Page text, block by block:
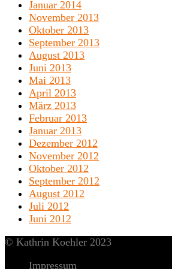
Januar 2014
November 2013
Oktober 2013
September 2013
August 2013
Juni 2013
Mai 2013
April 2013
März 2013
Februar 2013
Januar 2013
Dezember 2012
November 2012
Oktober 2012
September 2012
August 2012
Juli 2012
Juni 2012
© Kathrin Koehler 2023
Impressum